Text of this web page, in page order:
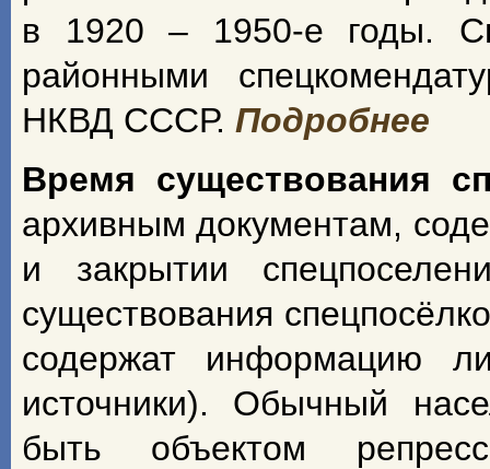
в 1920 – 1950-е годы.
районными
НКВД СССР. Подробнее
Время существования
архивным документам,
и закрытии
существования
содержат информацию
источники). Обычный
быть объектом